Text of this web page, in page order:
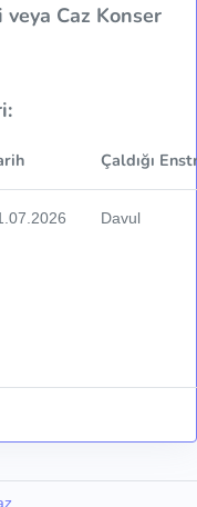
veya Caz Konser
Çaldığı
Davul